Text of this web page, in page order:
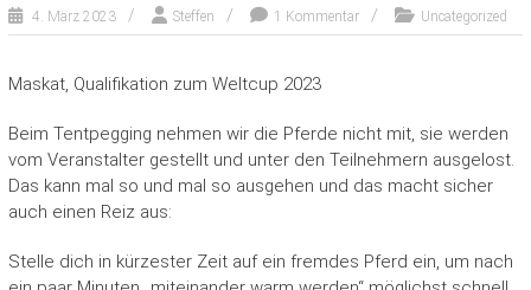
4. März 2023 Steffen 1 Kommentar Uncategorized
Maskat, Qualifikation zum Weltcup 2023
Beim Tentpegging nehmen wir die Pferde nicht mit, sie werden
vom Veranstalter gestellt und unter den Teilnehmern ausgelost.
Das kann mal so und mal so ausgehen und das macht sicher
auch einen Reiz aus:
Stelle dich in kürzester Zeit auf ein fremdes Pferd ein, um nach